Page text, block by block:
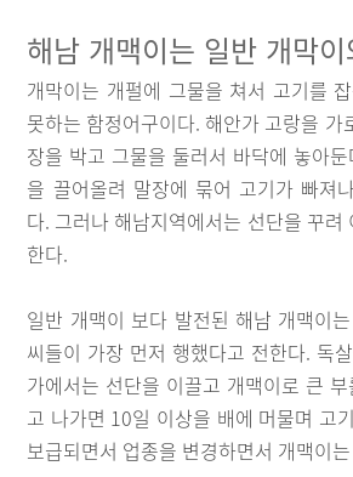
해남 개맥이는 일반 개막
개막이는 개펄에 그물을 쳐서 고기를
못하는 함정어구이다. 해안가 고랑을 가
장을 박고 그물을 둘러서 바닥에 놓아
을 끌어올려 말장에 묶어 고기가 빠져
다. 그러나 해남지역에서는 선단을 꾸려
한다.
일반 개맥이 보다 발전된 해남 개맥이
씨들이 가장 먼저 행했다고 전한다. 독
가에서는 선단을 이끌고 개맥이로 큰
고 나가면 10일 이상을 배에 머물며 고
보급되면서 업종을 변경하면서 개맥이